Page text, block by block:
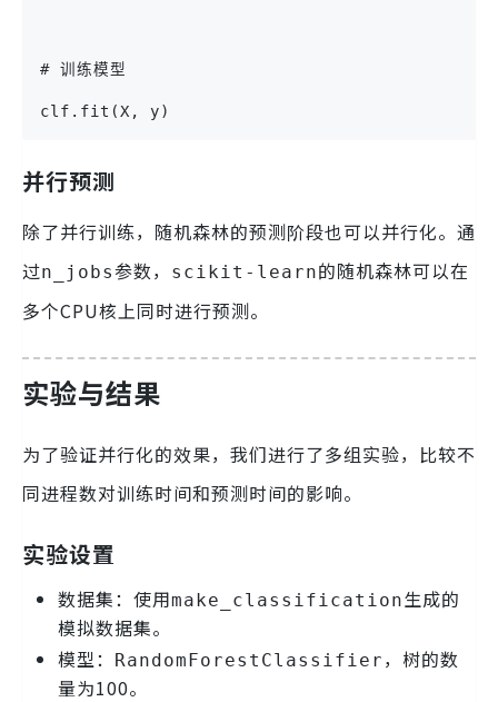
# 训练模型
clf.fit(X, y)
并行预测
除了并行训练，随机森林的预测阶段也可以并行化。通
过n_jobs参数， scikit-learn的随机森林可以在
多个CPU核上同时进行预测。
实验与结果
为了验证并行化的效果，我们进行了多组实验，比较不
同进程数对训练时间和预测时间的影响。
实验设置
数据集：使用make_classification生成的
模拟数据集。
模型：
RandomForestClassifier ，树的数
量为100。